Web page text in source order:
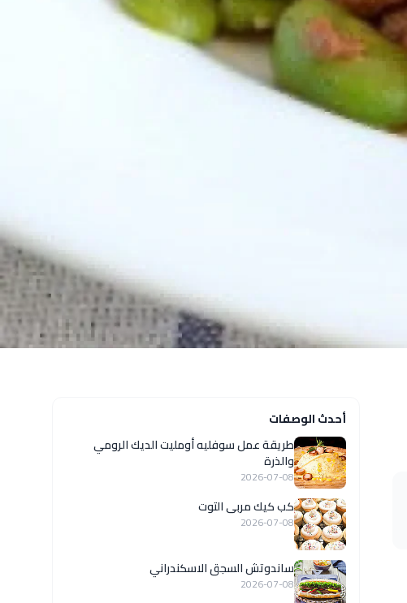
أحدث الوصفات
طريقة عمل سوفليه أومليت الديك الرومي
والذرة
2026-07-08
كب كيك مربى التوت
2026-07-08
ساندوتش السجق الاسكندراني
2026-07-08